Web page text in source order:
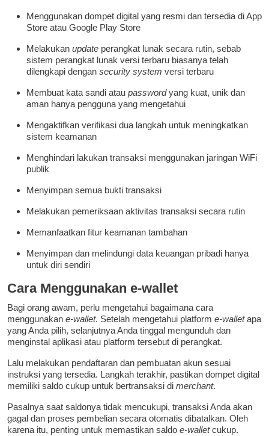
Menggunakan dompet digital yang resmi dan tersedia di App
Store atau Google Play Store
Melakukan update perangkat lunak secara rutin, sebab
sistem perangkat lunak versi terbaru biasanya telah
dilengkapi dengan security system versi terbaru
Membuat kata sandi atau passwordyang kuat, unik dan
aman hanya pengguna yang mengetahui
Mengaktifkan verifikasi dua langkah untuk meningkatkan
sistem keamanan
Menghindari lakukan transaksi menggunakan jaringan WiFi
publik
Menyimpan semua bukti transaksi
Melakukan pemeriksaan aktivitas transaksi secara rutin
Memanfaatkan fitur keamanan tambahan
Menyimpan dan melindungi data keuangan pribadi hanya
untuk diri sendiri
Cara Menggunakan e-wallet
Bagi orang awam, perlu mengetahui bagaimana cara
menggunakan e-wallet. Setelah mengetahui platform e-walletapa
yang Anda pilih, selanjutnya Anda tinggal mengunduh dan
menginstal aplikasi atau platform tersebut di perangkat.
Lalu melakukan pendaftaran dan pembuatan akun sesuai
instruksi yang tersedia. Langkah terakhir, pastikan dompet digital
memiliki saldo cukup untuk bertransaksi di merchant.
Pasalnya saat saldonya tidak mencukupi, transaksi Anda akan
gagal dan proses pembelian secara otomatis dibatalkan. Oleh
karena itu, penting untuk memastikan saldo e-walletcukup.